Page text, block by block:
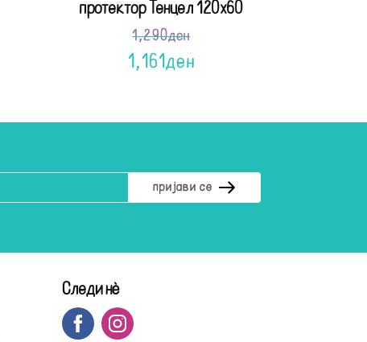
протектор Тенцел 120х60
1,290ден
1,161ден
Следи нè